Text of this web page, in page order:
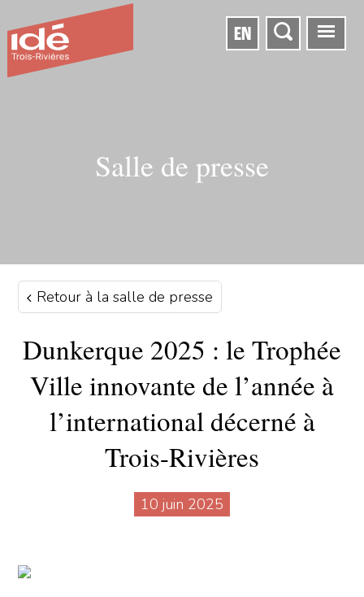
EN
Salle de presse
Retour à la salle de presse
Dunkerque 2025 : le Trophée
Ville innovante de l’année à
l’international décerné à
Trois-Rivières
10 juin 2025